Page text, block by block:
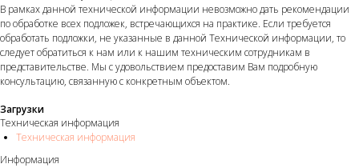
В рамках данной технической информации невозможно дать рекомендации
по обработке всех подложек, встречающихся на практике. Если требуется
обработать подложки, не указанные в данной Технической информации, то
следует обратиться к нам или к нашим техническим сотрудникам в
представительстве. Мы с удовольствием предоставим Вам подробную
консультацию, связанную с конкретным объектом.
Загрузки
Техническая информация
Техническая информация
Информация